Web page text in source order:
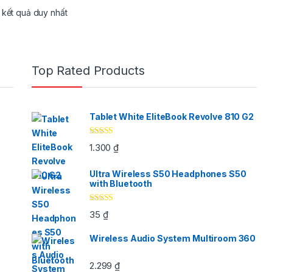
kết quả duy nhất
Top Rated Products
Tablet White EliteBook Revolve 810 G2
Được xếp
hạng4.33
1.300₫
Ultra Wireless S50 Headphones S50
with Bluetooth
Được xếp
hạng
35 ₫
Wireless Audio System Multiroom 360
2.299₫